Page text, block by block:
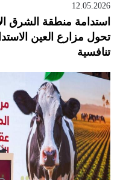
12.05.2026
استدامة منطقة الشرق
تحول مزارع العين
تنافسية